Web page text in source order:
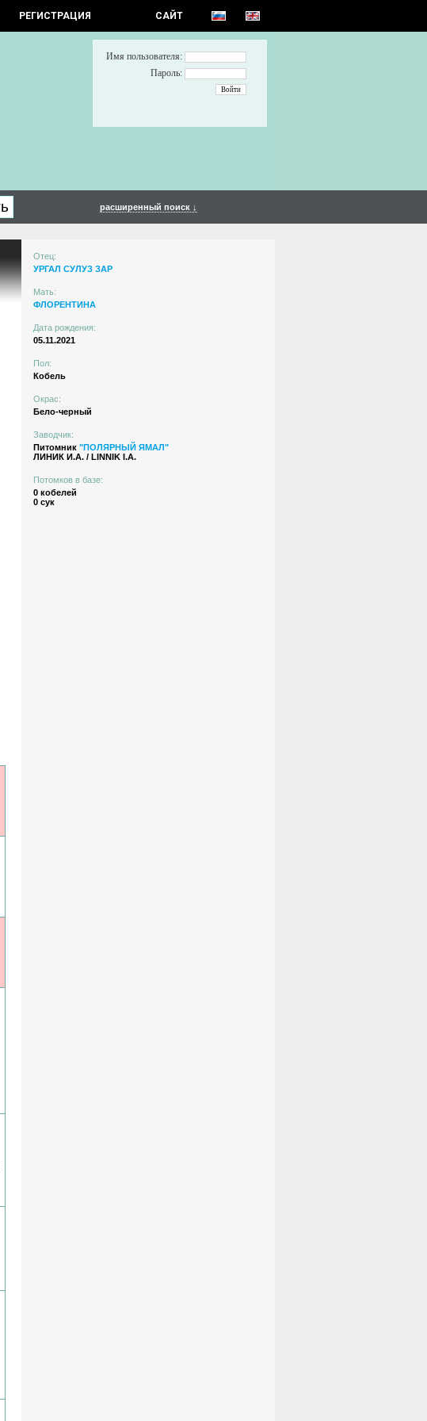
РЕГИСТРАЦИЯ САЙТ
Имя пользователя:
Пароль:
расширенный поиск ↓
Отец:
УРГАЛ СУЛУЗ ЗАР
Мать:
ФЛОРЕНТИНА
Дата рождения:
05.11.2021
Пол:
Кобель
Окрас:
Бело-черный
Заводчик:
Питомник "ПОЛЯРНЫЙ ЯМАЛ"
ЛИНИК И.А. / LINNIK I.A.
Потомков в базе:
0 кобелей
0 сук